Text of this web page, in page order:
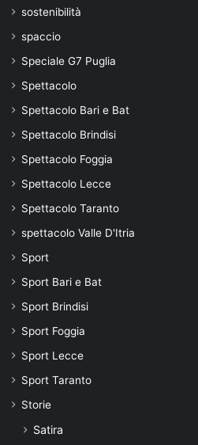
sostenibilità
spaccio
Speciale G7 Puglia
Spettacolo
Spettacolo Bari e Bat
Spettacolo Brindisi
Spettacolo Foggia
Spettacolo Lecce
Spettacolo Taranto
spettacolo Valle D'Itria
Sport
Sport Bari e Bat
Sport Brindisi
Sport Foggia
Sport Lecce
Sport Taranto
Storie
Satira